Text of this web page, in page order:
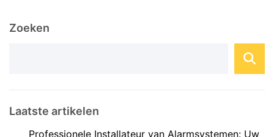
Zoeken
Laatste artikelen
Professionele Installateur van Alarmsystemen: Uw